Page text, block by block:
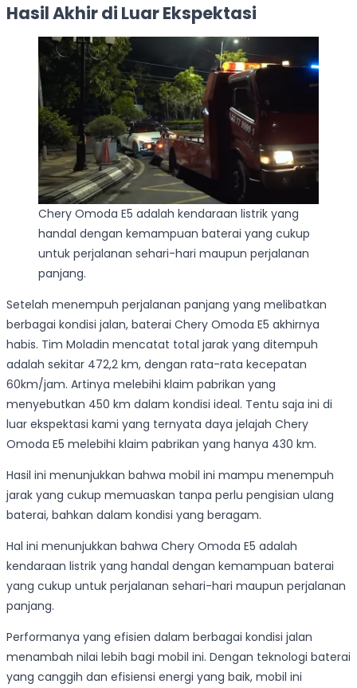
Hasil Akhir di Luar Ekspektasi
Chery Omoda E5 adalah kendaraan listrik yang
handal dengan kemampuan baterai yang cukup
untuk perjalanan sehari-hari maupun perjalanan
panjang.
Setelah menempuh perjalanan panjang yang melibatkan
berbagai kondisi jalan, baterai Chery Omoda E5 akhirnya
habis. Tim Moladin mencatat total jarak yang ditempuh
adalah sekitar 472,2 km, dengan rata-rata kecepatan
60km/jam. Artinya melebihi klaim pabrikan yang
menyebutkan 450 km dalam kondisi ideal. Tentu saja ini di
luar ekspektasi kami yang ternyata daya jelajah Chery
Omoda E5 melebihi klaim pabrikan yang hanya 430 km.
Hasil ini menunjukkan bahwa mobil ini mampu menempuh
jarak yang cukup memuaskan tanpa perlu pengisian ulang
baterai, bahkan dalam kondisi yang beragam.
Hal ini menunjukkan bahwa Chery Omoda E5 adalah
kendaraan listrik yang handal dengan kemampuan baterai
yang cukup untuk perjalanan sehari-hari maupun perjalanan
panjang.
Performanya yang efisien dalam berbagai kondisi jalan
menambah nilai lebih bagi mobil ini. Dengan teknologi baterai
yang canggih dan efisiensi energi yang baik, mobil ini